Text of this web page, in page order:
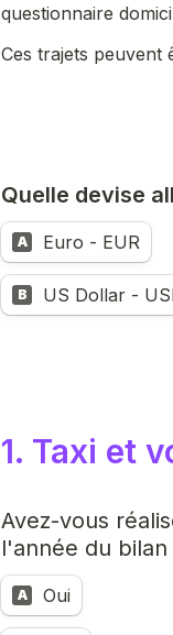
questionnaire
Ces trajets peuvent
Quelle devise
A Euro - EUR
B US Dollar -
1. Taxi et
Avez-vous
l'année du bilan
A Oui